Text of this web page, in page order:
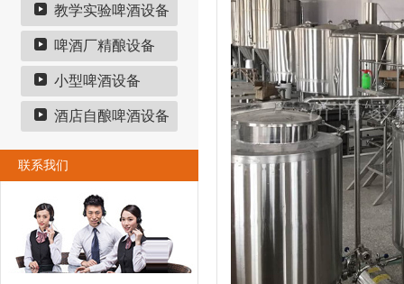
教学实验啤酒设备
啤酒厂精酿设备
小型啤酒设备
酒店自酿啤酒设备
联系我们